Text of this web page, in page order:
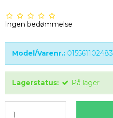
Ingen bedømmelse
Model/Varenr.: 015561102483
Lagerstatus: På lager